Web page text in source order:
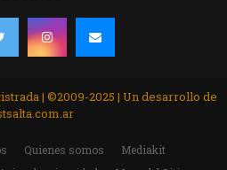
| ©2009-2025 | Un desarrollo de
Quienes somos
Mediakit